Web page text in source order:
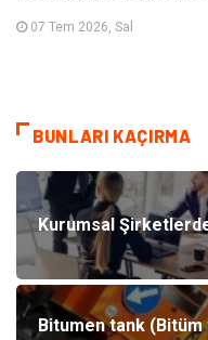
07 Tem 2026, Sal
BUNLARI KAÇIRMA
Kurumsal
Bitumen tank